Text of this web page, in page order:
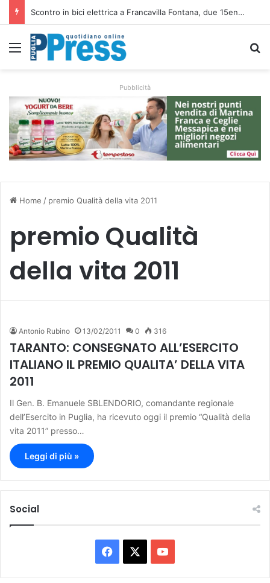
Altamura, aziende agricole donano foraggio all’allevatore colpito dall’incendio nell’Alta Murgia
Menu
Pubblicità
Home / premio Qualità della vita 2011
premio Qualità
della vita 2011
Antonio Rubino 13/02/2011 0 316
TARANTO: CONSEGNATO ALL’ESERCITO
ITALIANO IL PREMIO QUALITA’ DELLA VITA
2011
Il Gen. B. Emanuele SBLENDORIO, comandante regionale
dell’Esercito in Puglia, ha ricevuto oggi il premio “Qualità della
vita 2011” presso…
Leggi di più »
Social
a
o